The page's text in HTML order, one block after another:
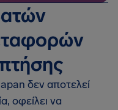
δεν αποτελεί
οφείλει να